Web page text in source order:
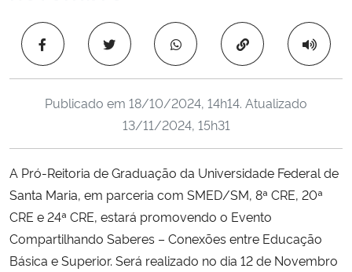
Ministério da Saúde
Ministério de Minas e Energia
Ministério da Ciência, Tecnologia, Inovações e Comunicações
Ministério do Meio Ambiente
Ministério do Desenvolvimento Regional
Copiar para área
Publicado em 18/10/2024, 14h14. Atualizado
13/11/2024, 15h31
A Pró-Reitoria de Graduação da Universidade Federal de
Santa Maria, em parceria com SMED/SM, 8ª CRE, 20ª
CRE e 24ª CRE, estará promovendo o Evento
Compartilhando Saberes – Conexões entre Educação
Básica e Superior. Será realizado no dia 12 de Novembro